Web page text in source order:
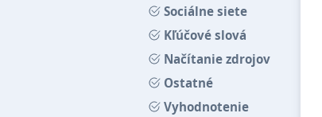
Sociálne siete
Kľúčové slová
Načítanie zdrojov
Ostatné
Vyhodnotenie